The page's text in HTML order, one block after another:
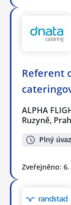
Referent
ALPHA
Ruzyně,
Plný
Zveřejněno: